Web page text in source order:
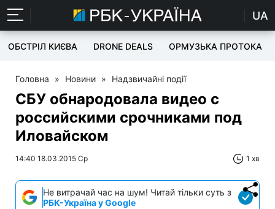
UA
ОБСТРІЛ КИЄВА DRONE DEALS ОРМУЗЬКА ПРОТОКА
Головна » Новини » Надзвичайні події
СБУ обнародовала видео с
российскими срочниками под
Иловайском
14:40 18.03.2015 Ср 1 хв
Не витрачай час на шум! Читай тільки суть з
РБК-Україна у Google